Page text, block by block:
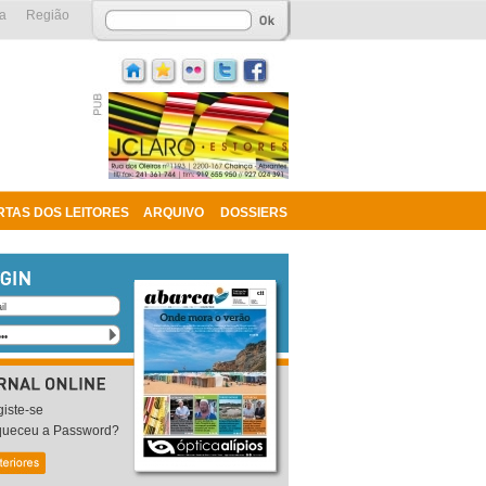
DOS LEITORES ARQUIVO DOSSIERS
Região
se
a Password?